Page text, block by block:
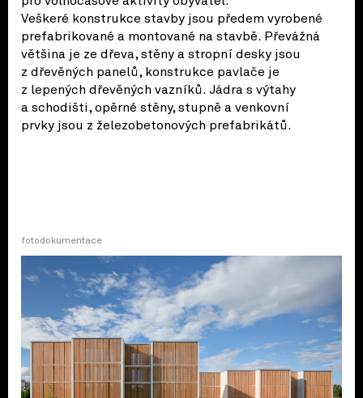
Veškeré konstrukce stavby jsou předem vyrobené
prefabrikované a montované na stavbě. Převážná
většina je ze dřeva, stěny a stropní desky jsou
z dřevěných panelů, konstrukce pavlače je
z lepených dřevěných vazníků. Jádra s výtahy
a schodišti, opěrné stěny, stupně a venkovní
prvky jsou z železobetonových prefabrikátů.
fotodokumentace